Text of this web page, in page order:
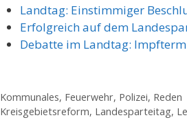
Landtag: Einstimmiger
Erfolgreich auf dem
Debatte im Landtag:
Kategorien
Kommunales, Feuerwehr, Polizei, Reden
Schlagwörter
Kreisgebietsreform, Landesparteitag,